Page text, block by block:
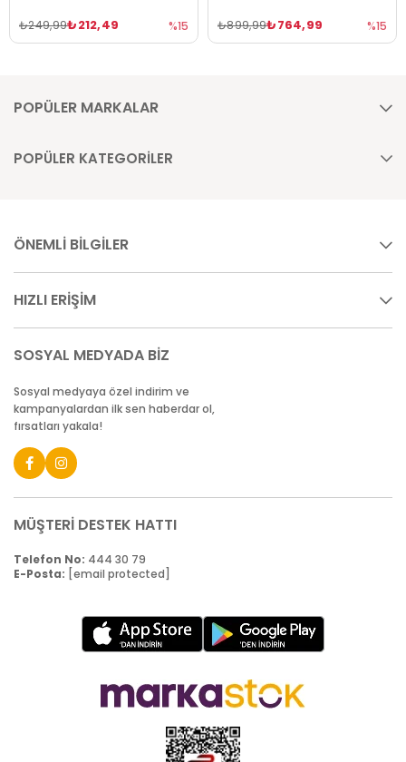
₺212,49
₺249,99 %15 ₺764,99
₺899,99 %15
POPÜLER MARKALAR
POPÜLER KATEGORİLER
ÖNEMLİ BİLGİLER
HIZLI ERİŞİM
SOSYAL MEDYADA BİZ
Sosyal medyaya özel indirim ve
kampanyalardan ilk sen haberdar ol,
fırsatları yakala!
MÜŞTERİ DESTEK HATTI
Telefon No: 444 30 79
E-Posta: [email protected]